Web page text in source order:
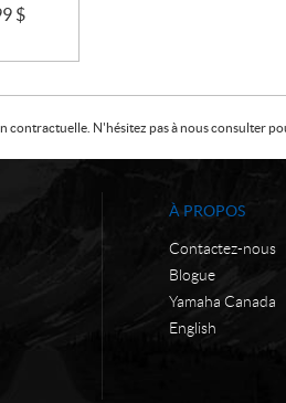
$
N'hésitez pas à nous consulter
À PROPOS
Contactez-nous
Blogue
Yamaha Canada
English